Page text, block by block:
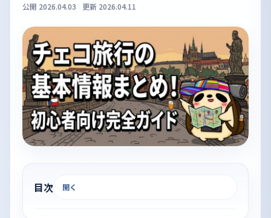
公開 2026.04.03 更新 2026.04.11
目次 開く